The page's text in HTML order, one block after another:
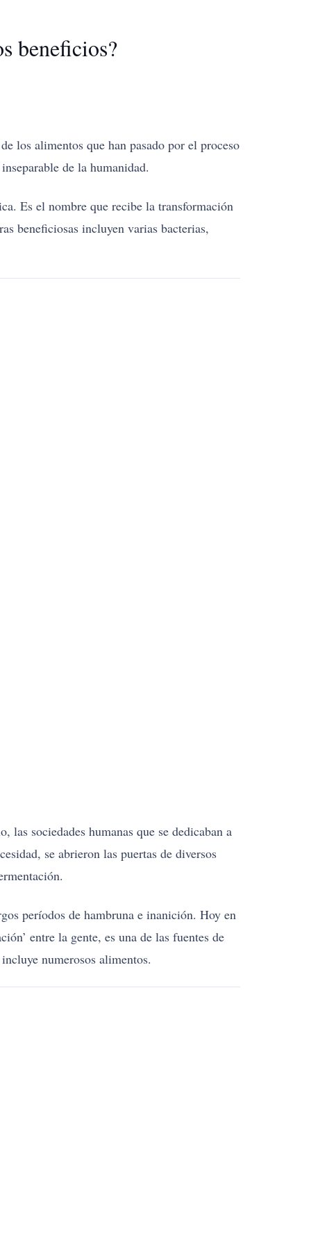
beneficios?
los alimentos que han pasado por el proceso
de la humanidad.
Es el nombre que recibe la transformación
beneficiosas incluyen varias bacterias,
sociedades humanas que se dedicaban a
se abrieron las puertas de diversos
períodos de hambruna e inanición. Hoy en
entre la gente, es una de las fuentes de
numerosos alimentos.